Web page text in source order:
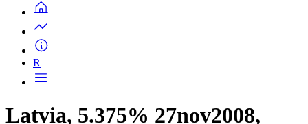
R
Latvia, 5.375% 27nov2008,